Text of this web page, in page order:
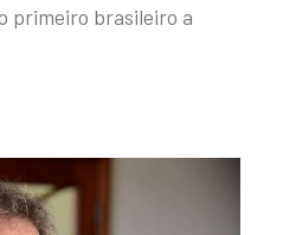
primeiro brasileiro a